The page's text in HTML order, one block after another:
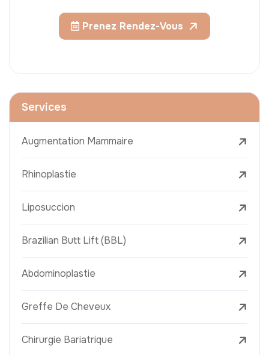
Prenez Rendez-Vous
Services
Augmentation Mammaire
Rhinoplastie
Liposuccion
Brazilian Butt Lift (BBL)
Abdominoplastie
Greffe De Cheveux
Chirurgie Bariatrique